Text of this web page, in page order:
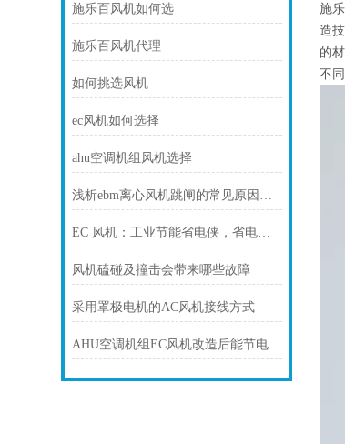
施乐百风机如何选
施乐百风机代理
如何挑选风机
ec风机如何选择
ahu空调机组风机选择
浅析ebm离心风机跳闸的常见原因及处理方法
EC 风机：工业节能省电侠，省电静音寿命长
风机磕碰及撞击会带来哪些故障
采用罩极电机的AC风机接线方式
AHU空调机组EC风机改造后能节电多少？
施
造
的
不